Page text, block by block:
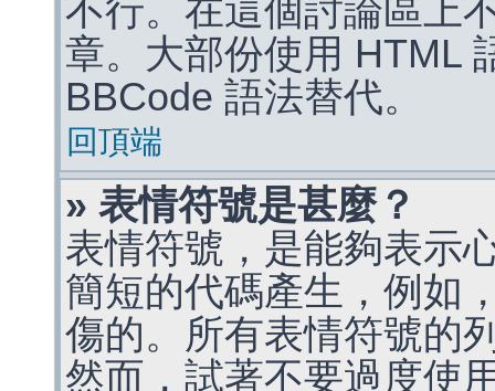
不行。在這個討論區上
章。大部份使用 HTML
BBCode 語法替代。
回頂端
» 表情符號是甚麼？
表情符號，是能夠表示
簡短的代碼產生，例如
傷的。所有表情符號的
然而，試著不要過度使